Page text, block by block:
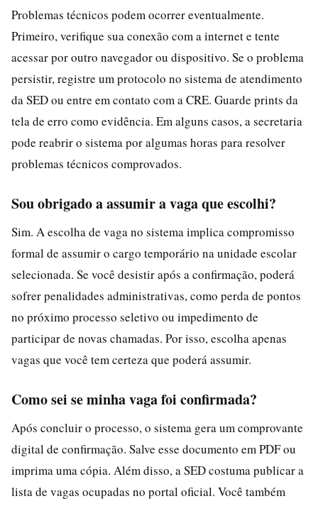
Problemas técnicos podem ocorrer eventualmente.
Primeiro, verifique sua conexão com a internet e tente
acessar por outro navegador ou dispositivo. Se o problema
persistir, registre um protocolo no sistema de atendimento
da SED ou entre em contato com a CRE. Guarde prints da
tela de erro como evidência. Em alguns casos, a secretaria
pode reabrir o sistema por algumas horas para resolver
problemas técnicos comprovados.
Sou obrigado a assumir a vaga que escolhi?
Sim. A escolha de vaga no sistema implica compromisso
formal de assumir o cargo temporário na unidade escolar
selecionada. Se você desistir após a confirmação, poderá
sofrer penalidades administrativas, como perda de pontos
no próximo processo seletivo ou impedimento de
participar de novas chamadas. Por isso, escolha apenas
vagas que você tem certeza que poderá assumir.
Como sei se minha vaga foi confirmada?
Após concluir o processo, o sistema gera um comprovante
digital de confirmação. Salve esse documento em PDF ou
imprima uma cópia. Além disso, a SED costuma publicar a
lista de vagas ocupadas no portal oficial. Você também